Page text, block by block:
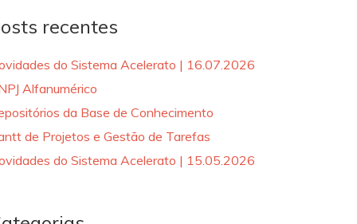
recentes
do Sistema Acelerato | 16.07.2026
Alfanumérico
da Base de Conhecimento
de Projetos e Gestão de Tarefas
do Sistema Acelerato | 15.05.2026